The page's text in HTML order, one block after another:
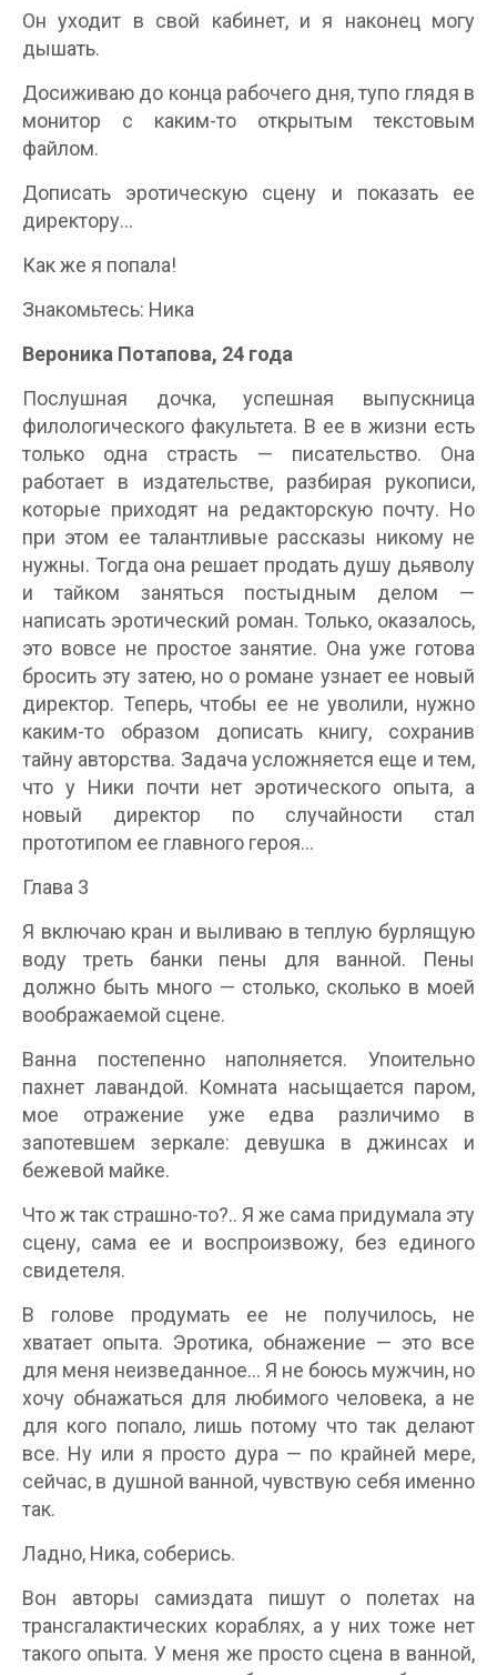
Он уходит в свой кабинет, и я наконец могу
дышать.
Досиживаю до конца рабочего дня, тупо глядя в
монитор с каким-то открытым текстовым
файлом.
Дописать эротическую сцену и показать ее
директору…
Как же я попала!
Знакомьтесь: Ника
Вероника Потапова, 24 года
Послушная дочка, успешная выпускница
филологического факультета. В ее в жизни есть
только одна страсть — писательство. Она
работает в издательстве, разбирая рукописи,
которые приходят на редакторскую почту. Но
при этом ее талантливые рассказы никому не
нужны. Тогда она решает продать душу дьяволу
и тайком заняться постыдным делом —
написать эротический роман. Только, оказалось,
это вовсе не простое занятие. Она уже готова
бросить эту затею, но о романе узнает ее новый
директор. Теперь, чтобы ее не уволили, нужно
каким-то образом дописать книгу, сохранив
тайну авторства. Задача усложняется еще и тем,
что у Ники почти нет эротического опыта, а
новый директор по случайности стал
прототипом ее главного героя…
Глава 3
Я включаю кран и выливаю в теплую бурлящую
воду треть банки пены для ванной. Пены
должно быть много — столько, сколько в моей
воображаемой сцене.
Ванна постепенно наполняется. Упоительно
пахнет лавандой. Комната насыщается паром,
мое отражение уже едва различимо в
запотевшем зеркале: девушка в джинсах и
бежевой майке.
Что ж так страшно-то?.. Я же сама придумала эту
сцену, сама ее и воспроизвожу, без единого
свидетеля.
В голове продумать ее не получилось, не
хватает опыта. Эротика, обнажение — это все
для меня неизведанное… Я не боюсь мужчин, но
хочу обнажаться для любимого человека, а не
для кого попало, лишь потому что так делают
все. Ну или я просто дура — по крайней мере,
сейчас, в душной ванной, чувствую себя именно
так.
Ладно, Ника, соберись.
Вон авторы самиздата пишут о полетах на
трансгалактических кораблях, а у них тоже нет
такого опыта. У меня же просто сцена в ванной,